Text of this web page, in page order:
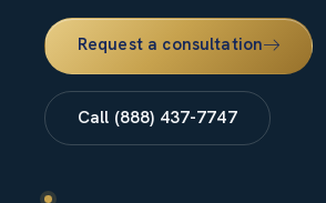
Request a consultation
Call (888) 437-7747